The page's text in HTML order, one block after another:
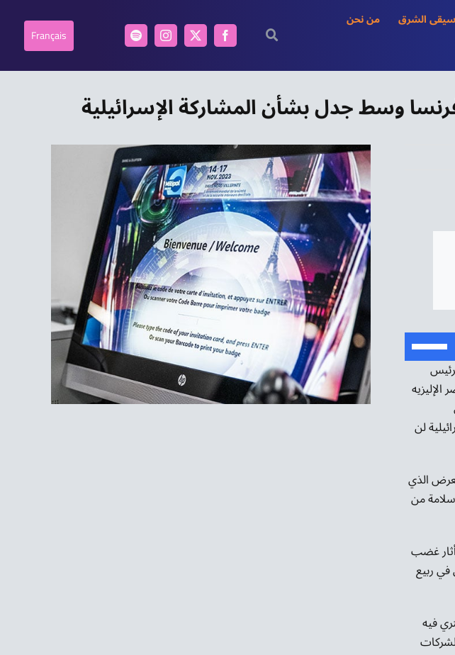
الشرق
من نحن
Français
وسط جدل بشأن المشاركة الإسرائيلية
استخدم
مفاتيح
لن
للمعرض الذي
من
غضب
ربيع
فيه